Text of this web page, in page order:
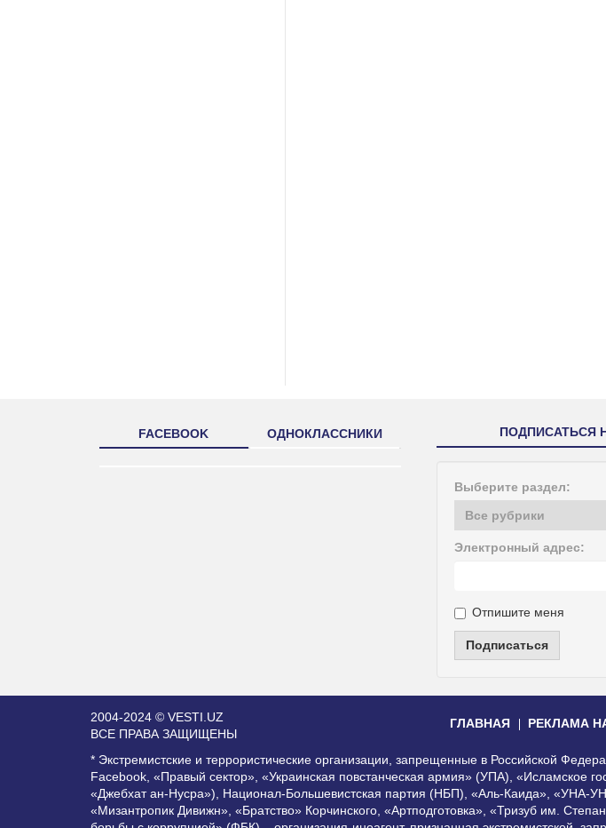
FACEBOOK ОДНОКЛАССНИКИ ПОДПИСАТЬСЯ
Выберите раздел:
Электронный адрес:
Отпишите меня
Подписаться
2004-2024 © VESTI.UZ
ВСЕ ПРАВА ЗАЩИЩЕНЫ
ГЛАВНАЯ РЕКЛАМА
* Экстремистские и террористические организации, запрещенные в Российской
Facebook, «Правый сектор», «Украинская повстанческая армия» (УПА),
«Джебхат ан-Нусра»), Национал-Большевистская партия (НБП), «Аль-Каида», «УНА-
«Мизантропик Дивижн», «Братство» Корчинского, «Артподготовка», «Тризуб им.